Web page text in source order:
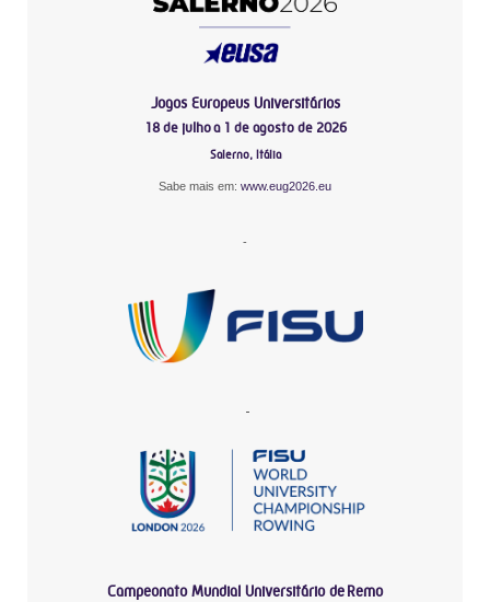
Jogos Europeus Universitários
18 de julho a 1 de agosto de 2026
Salerno, Itália
Sabe mais em: www.eug2026.eu
-
-
Campeonato Mundial Universitário de Remo